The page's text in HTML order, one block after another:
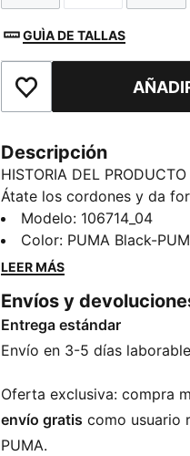
GUÌA DE TALLAS
Añade a favoritos
Descripción
HISTORIA DEL PRODUCTO
Átate los cordones y da
Pro, llena de
envuelve el pie en el talón
tobillo, mientras que el
durante el juego. La suela
proporciona una tracción
presión del pie y transfiere
DETALLES
Diseño de bota de caña
Empeine con piel en el
Modelo: 106714_04
Color: PUMA Black-
LEER MÁS
Envíos y
Entrega estándar
Envío en 3-5 días
Oferta exclusiva: compra
envío gratis como usuario
PUMA.